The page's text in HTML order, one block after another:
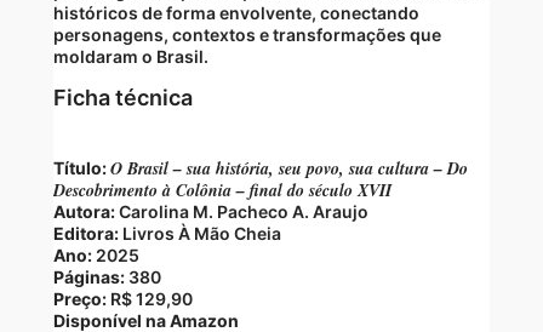
históricos de forma envolvente, conectando
personagens, contextos e transformações que
moldaram o Brasil.
Ficha técnica
Título:O Brasil – sua história, seu povo, sua cultura – Do
Descobrimento à Colônia – final do século XVII
Autora:Carolina M. Pacheco A. Araujo
Editora: Livros À Mão Cheia
Ano: 2025
Páginas: 380
Preço: R$ 129,90
Disponível na Amazon